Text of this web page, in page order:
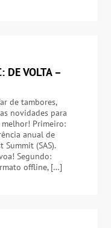
DE VOLTA –
de tambores,
novidades para
Primeiro:
anual de
(SAS).
Segundo:
offline, […]